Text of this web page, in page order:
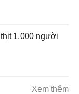
1.000 người
Xem thêm